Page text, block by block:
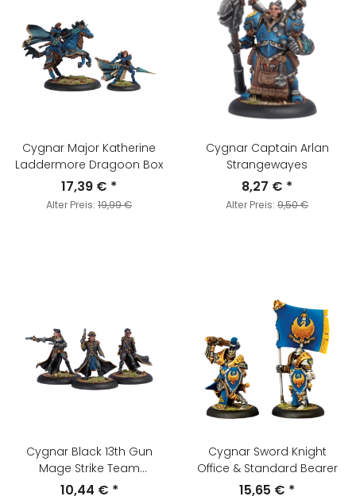
Cygnar Major Katherine
Laddermore Dragoon Box
17,39 € *
Alter Preis: 19,99 €
Cygnar Captain Arlan
Strangewayes
8,27 € *
Alter Preis: 9,50 €
Cygnar Black 13th Gun
Mage Strike Team
Character Unit
10,44 € *
Cygnar Sword Knight
Office & Standard Bearer
15,65 € *